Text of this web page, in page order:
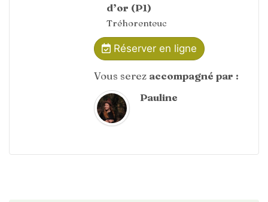
d’or (P1)
Tréhorenteuc
Réserver en ligne
Vous serez accompagné par :
Pauline